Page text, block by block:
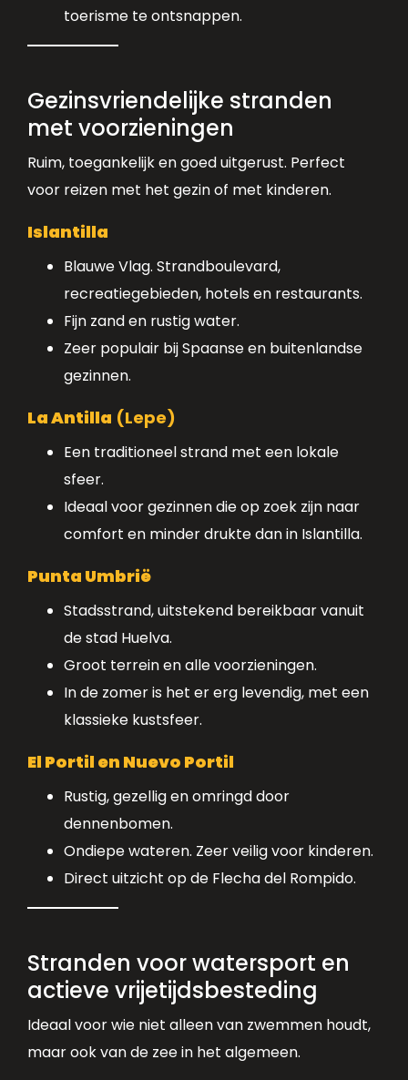
toerisme te ontsnappen.
Gezinsvriendelijke stranden
met voorzieningen
Ruim, toegankelijk en goed uitgerust. Perfect
voor reizen met het gezin of met kinderen.
Islantilla
Blauwe Vlag. Strandboulevard,
recreatiegebieden, hotels en restaurants.
Fijn zand en rustig water.
Zeer populair bij Spaanse en buitenlandse
gezinnen.
La Antilla (Lepe)
Een traditioneel strand met een lokale
sfeer.
Ideaal voor gezinnen die op zoek zijn naar
comfort en minder drukte dan in Islantilla.
Punta Umbrië
Stadsstrand, uitstekend bereikbaar vanuit
de stad Huelva.
Groot terrein en alle voorzieningen.
In de zomer is het er erg levendig, met een
klassieke kustsfeer.
El Portil en Nuevo Portil
Rustig, gezellig en omringd door
dennenbomen.
Ondiepe wateren. Zeer veilig voor kinderen.
Direct uitzicht op de Flecha del Rompido.
Stranden voor watersport en
actieve vrijetijdsbesteding
Ideaal voor wie niet alleen van zwemmen houdt,
maar ook van de zee in het algemeen.